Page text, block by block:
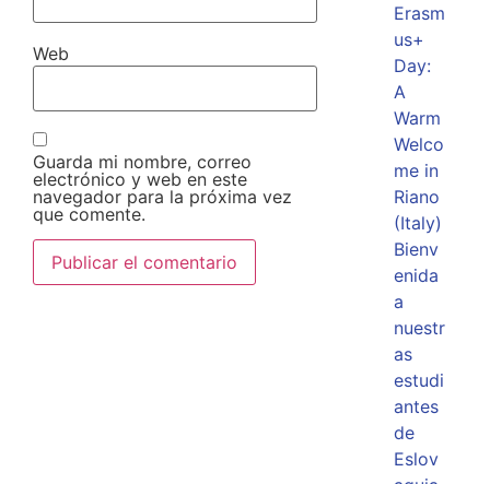
Web
Guarda mi nombre, correo
electrónico y web en este
navegador para la próxima vez
que comente.
Erasm
us+
Day:
A
Warm
Welco
me in
Riano
(Italy)
Bienv
enida
a
nuestr
as
estudi
antes
de
Eslov